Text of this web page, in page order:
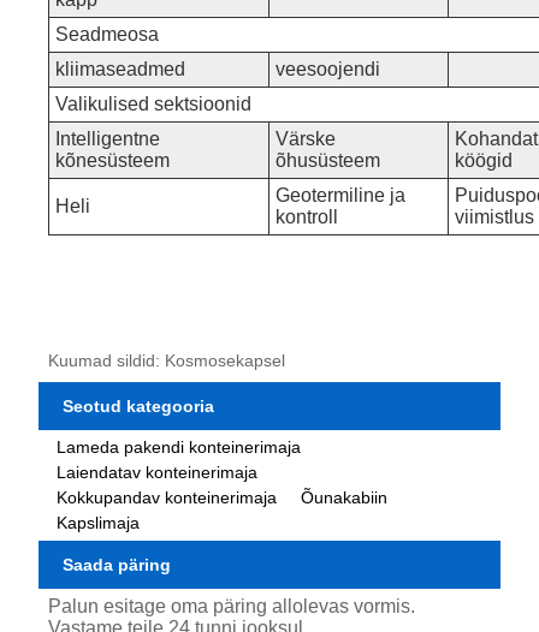
Seadmeosa
kliimaseadmed
veesoojendi
Valikulised sektsioonid
Intelligentne
kõnesüsteem
Värske
õhusüsteem
köögid
Heli
Geotermiline ja
kontroll
viimistlus
Kuumad sildid: Kosmosekapsel
Seotud kategooria
Lameda pakendi konteinerimaja
Laiendatav konteinerimaja
Kokkupandav konteinerimaja
Õunakabiin
Kapslimaja
Saada päring
Palun esitage oma päring allolevas vormis.
Vastame teile 24 tunni jooksul.